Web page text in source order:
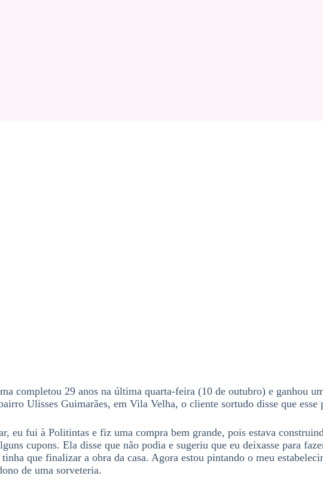
completou 29 anos na última quarta-feira (10 de outubro) e ganhou
Ulisses Guimarães, em Vila Velha, o cliente sortudo disse que esse
eu fui à Politintas e fiz uma compra bem grande, pois estava
cupons. Ela disse que não podia e sugeriu que eu deixasse para
que finalizar a obra da casa. Agora estou pintando o meu
de uma sorveteria.